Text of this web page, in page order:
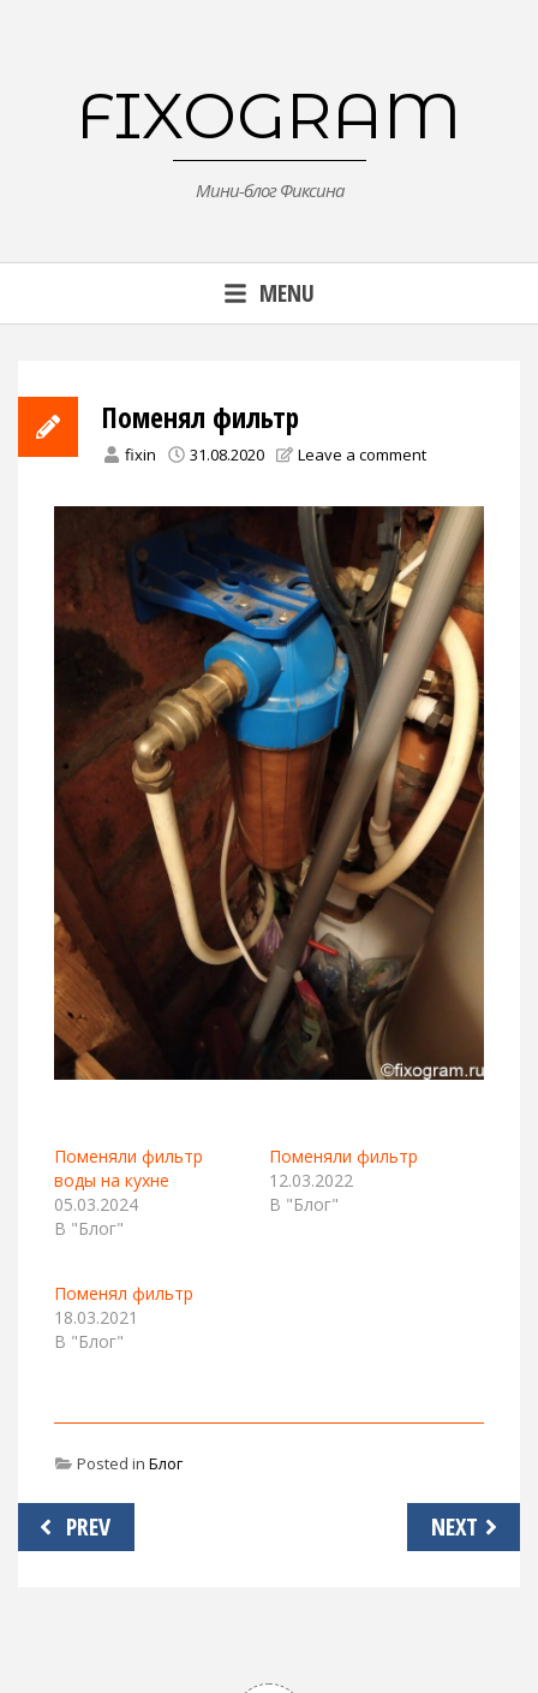
FIXOGRAM
Мини-блог Фиксина
MENU
Поменял фильтр
fixin 31.08.2020 Leave a comment
Поменяли фильтр
воды на кухне
05.03.2024
В "Блог"
Поменяли фильтр
12.03.2022
В "Блог"
Поменял фильтр
18.03.2021
В "Блог"
Posted in Блог
Навигация
по
PREV NEXT